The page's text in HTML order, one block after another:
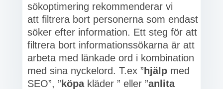
sökoptimering rekommenderar vi
att filtrera bort personerna som endast
söker efter information. Ett steg för att
filtrera bort informationssökarna är att
arbeta med länkade ord i kombination
med sina nyckelord. T.ex ” hjälp med
SEO”, ” köpa kläder ” eller ”anlita